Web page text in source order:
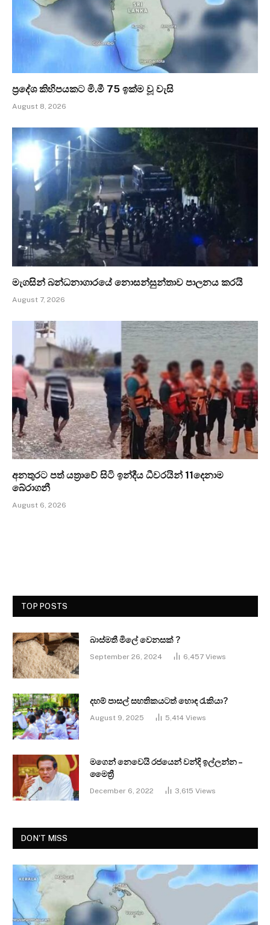
ප්‍රදේශ කිහිපයකට මි.මී 75 ඉක්ම වූ වැසි
August 8, 2026
මැගසින් බන්ධනාගාරයේ නොසන්සුන්තාව පාලනය කරයි
August 7, 2026
අනතුරට පත් යත්‍රාවේ සිටි ඉන්දීය ධීවරයින් 11දෙනාම
බේරාගනී
August 6, 2026
TOP POSTS
බාස්මතී මිලේ වෙනසක් ?
September 26, 2024 6,457 Views
දහම් පාසල් සහතිකයටත් හොඳ රැකියා?
August 9, 2025 5,414 Views
මගෙන් නෙවෙයි රජයෙන් වන්දි ඉල්ලන්න –
මෛත්‍රී
December 6, 2022 3,615 Views
DON'T MISS